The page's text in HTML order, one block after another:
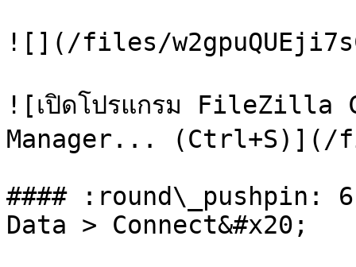
![](/files/
![เปิดโปรแกรม
Manager... (Ctrl+S)](/
#### :round\_pushpin:
Data > Connect&#x20;